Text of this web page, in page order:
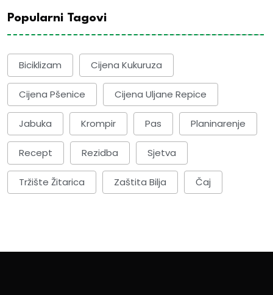
Popularni Tagovi
Biciklizam Cijena Kukuruza
Cijena Pšenice Cijena Uljane Repice
Jabuka Krompir Pas Planinarenje
Recept Rezidba Sjetva
Tržište Žitarica Zaštita Bilja Čaj